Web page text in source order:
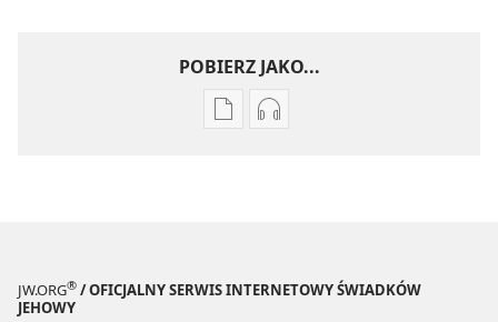
POBIERZ JAKO...
UstawieniaUstawienia
JW.ORG® / OFICJALNY SERWIS INTERNETOWY ŚWIADKÓW
JEHOWY